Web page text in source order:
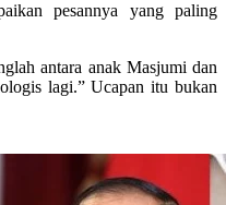
pesannya yang paling
antara anak Masjumi dan
lagi.” Ucapan itu bukan